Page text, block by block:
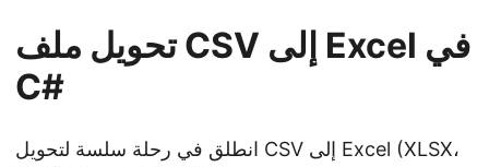
تحويل ملف CSV إلى Excel في
C#
انطلق في رحلة سلسة لتحويل CSV إلى Excel (XLSX،